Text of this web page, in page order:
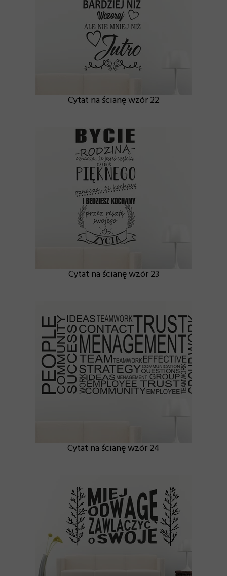
Cytat na ścianę wzór 22
Cytat na ścianę wzór 23
Cytat na ścianę wzór 24